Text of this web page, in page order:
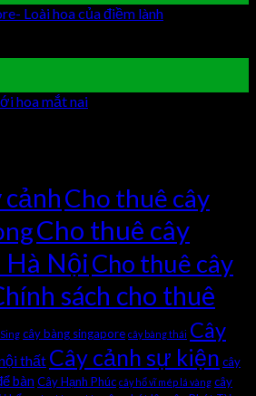
Loài hoa của điềm lành
hoa mắt nai
cảnhCho thuê cây
Cho thuê cây
NộiCho thuê cây
sách cho thuê
cây bàng singapore cây bàng thái Cây
thất Cây cảnh sự kiện cây
bàn Cây Hạnh Phúc cây hổ vĩ mép lá vàng cây